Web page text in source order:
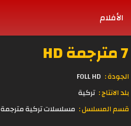
الأفلام
الجودة : FOLL HD
بلد الانتاج : تركية
قسم المسلسل : مسلسلات تركية مترجمة